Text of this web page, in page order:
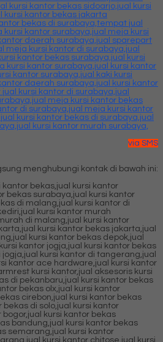
via SMS
menghubungi kontak di bawah ini: